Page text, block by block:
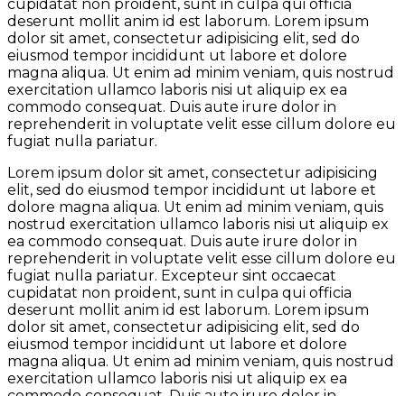
cupidatat non proident, sunt in culpa qui officia
deserunt mollit anim id est laborum. Lorem ipsum
dolor sit amet, consectetur adipisicing elit, sed do
eiusmod tempor incididunt ut labore et dolore
magna aliqua. Ut enim ad minim veniam, quis nostrud
exercitation ullamco laboris nisi ut aliquip ex ea
commodo consequat. Duis aute irure dolor in
reprehenderit in voluptate velit esse cillum dolore eu
fugiat nulla pariatur.
Lorem ipsum dolor sit amet, consectetur adipisicing
elit, sed do eiusmod tempor incididunt ut labore et
dolore magna aliqua. Ut enim ad minim veniam, quis
nostrud exercitation ullamco laboris nisi ut aliquip ex
ea commodo consequat. Duis aute irure dolor in
reprehenderit in voluptate velit esse cillum dolore eu
fugiat nulla pariatur. Excepteur sint occaecat
cupidatat non proident, sunt in culpa qui officia
deserunt mollit anim id est laborum. Lorem ipsum
dolor sit amet, consectetur adipisicing elit, sed do
eiusmod tempor incididunt ut labore et dolore
magna aliqua. Ut enim ad minim veniam, quis nostrud
exercitation ullamco laboris nisi ut aliquip ex ea